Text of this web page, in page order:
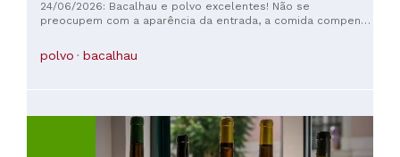
serviço foi rápido e amigável. O fato de haver clientes
habituais novamente na nossa segunda visita fala por si só. O
24/06/2026: Bacalhau e polvo excelentes! Não se
preocupem com a aparência da entrada, a comida compensa
polvo bacalhau